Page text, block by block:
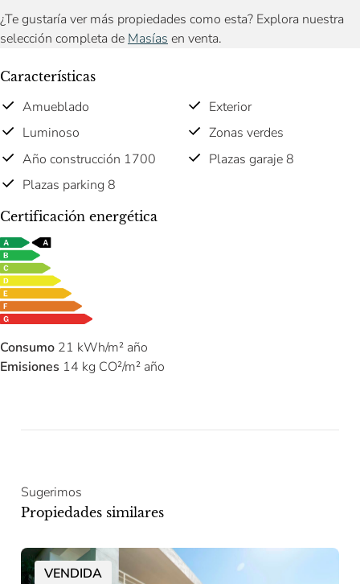
¿Te gustaría ver más propiedades como esta? Explora nuestra
selección completa de Masías en venta.
Características
Amueblado
Exterior
Luminoso
Zonas verdes
Año construcción 1700
Plazas garaje 8
Plazas parking 8
Certificación energética
Consumo 21 kWh/m² año
Emisiones 14 kg CO²/m² año
Sugerimos
Propiedades similares
VENDIDA